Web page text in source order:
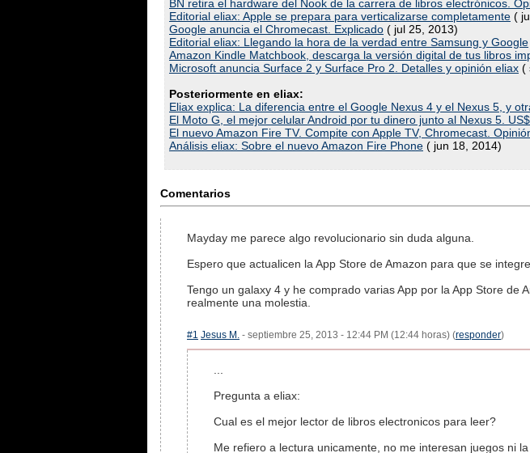
BN retira el hardware del Nook de la carrera de libros electrónicos.
Editorial eliax: Apple se prepara para verticalizarse completamente (
Google anuncia el Chromecast. Explicado ( jul 25, 2013)
Editorial eliax: Llegando la hora de la verdad entre Samsung y Google
Amazon Kindle Matchbook, descarga la versión digital de tus libros
Microsoft anuncia Surface 2 y Surface Pro 2. Detalles y opinión eliax (
Posteriormente en eliax:
Eliax explica: La diferencia entre el Google Nexus 4 y el Nexus 5, y
El Moto G, el mejor celular Android por tu dinero junto al Nexus 5.
El nuevo Amazon Fire TV. Compite con Apple TV, Chromecast.
Análisis eliax: Sobre el nuevo Amazon Fire Phone ( jun 18, 2014)
Comentarios
Mayday me parece algo revolucionario sin duda alguna.
Espero que actualicen la App Store de Amazon para que se
Tengo un galaxy 4 y he comprado varias App por la App Store
realmente una molestia.
#1 Jesus M. - septiembre 25, 2013 - 12:44 PM (12:44 horas) (responder)
Pregunta a eliax:
Cual es el mejor lector de libros electronicos para leer?
Me refiero a lectura unicamente, no me interesan juegos ni